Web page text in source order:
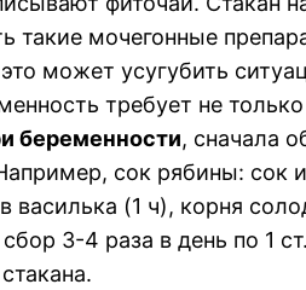
такие мочегонные
может усугубить
требует не
беременности, сначала
сок рябины: сок
(1 ч), корня
3-4 раза в день по 1